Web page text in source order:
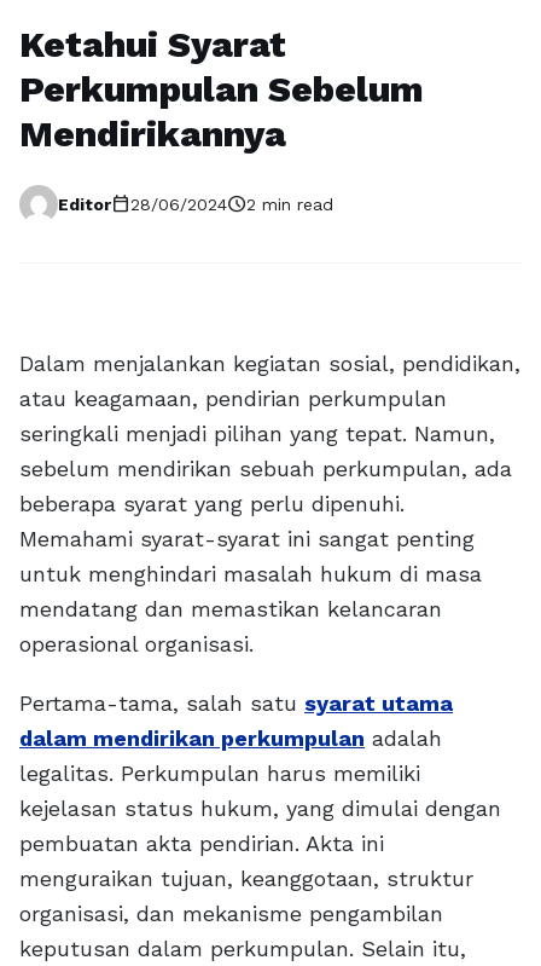
Ketahui Syarat
Perkumpulan Sebelum
Mendirikannya
Editorcalendar_today28/06/2024schedule2 min read
Dalam menjalankan kegiatan sosial, pendidikan,
atau keagamaan, pendirian perkumpulan
seringkali menjadi pilihan yang tepat. Namun,
sebelum mendirikan sebuah perkumpulan, ada
beberapa syarat yang perlu dipenuhi.
Memahami syarat-syarat ini sangat penting
untuk menghindari masalah hukum di masa
mendatang dan memastikan kelancaran
operasional organisasi.
Pertama-tama, salah satu syarat utama
dalam mendirikan perkumpulan adalah
legalitas. Perkumpulan harus memiliki
kejelasan status hukum, yang dimulai dengan
pembuatan akta pendirian. Akta ini
menguraikan tujuan, keanggotaan, struktur
organisasi, dan mekanisme pengambilan
keputusan dalam perkumpulan. Selain itu,